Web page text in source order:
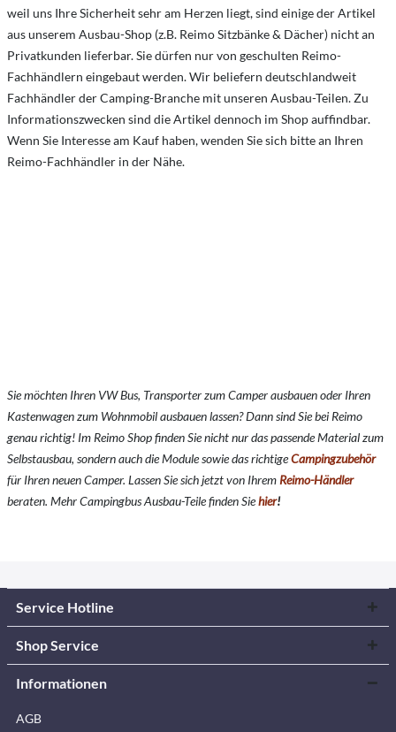
weil uns Ihre Sicherheit sehr am Herzen liegt, sind einige der Artikel
aus unserem Ausbau-Shop (z.B. Reimo Sitzbänke & Dächer) nicht an
Privatkunden lieferbar. Sie dürfen nur von geschulten Reimo-
Fachhändlern eingebaut werden. Wir beliefern deutschlandweit
Fachhändler der Camping-Branche mit unseren Ausbau-Teilen. Zu
Informationszwecken sind die Artikel dennoch im Shop auffindbar.
Wenn Sie Interesse am Kauf haben, wenden Sie sich bitte an Ihren
Reimo-Fachhändler in der Nähe.
Sie möchten Ihren VW Bus, Transporter zum Camper ausbauen oder Ihren
Kastenwagen zum Wohnmobil ausbauen lassen? Dann sind Sie bei Reimo
genau richtig! Im Reimo Shop finden Sie nicht nur das passende Material zum
Selbstausbau, sondern auch die Module sowie das richtigeCampingzubehör
für Ihren neuen Camper. Lassen Sie sich jetzt von Ihrem Reimo-Händler
beraten. Mehr Campingbus Ausbau-Teile finden Siehier!
Service Hotline
Shop Service
Informationen
AGB